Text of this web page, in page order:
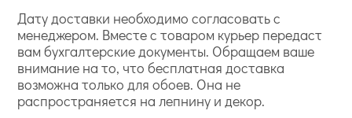
Дату доставки необходимо согласовать с
менеджером. Вместе с товаром курьер передаст
вам бухгалтерские документы. Обращаем ваше
внимание на то, что бесплатная доставка
возможна только для обоев. Она не
распространяется на лепнину и декор.